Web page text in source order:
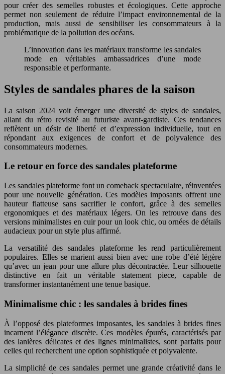
pour créer des semelles robustes et écologiques. Cette approche
permet non seulement de réduire l’impact environnemental de la
production, mais aussi de sensibiliser les consommateurs à la
problématique de la pollution des océans.
L’innovation dans les matériaux transforme les sandales
mode en véritables ambassadrices d’une mode
responsable et performante.
Styles de sandales phares de la saison
La saison 2024 voit émerger une diversité de styles de sandales,
allant du rétro revisité au futuriste avant-gardiste. Ces tendances
reflètent un désir de liberté et d’expression individuelle, tout en
répondant aux exigences de confort et de polyvalence des
consommateurs modernes.
Le retour en force des sandales plateforme
Les sandales plateforme font un comeback spectaculaire, réinventées
pour une nouvelle génération. Ces modèles imposants offrent une
hauteur flatteuse sans sacrifier le confort, grâce à des semelles
ergonomiques et des matériaux légers. On les retrouve dans des
versions minimalistes en cuir pour un look chic, ou ornées de détails
audacieux pour un style plus affirmé.
La versatilité des sandales plateforme les rend particulièrement
populaires. Elles se marient aussi bien avec une robe d’été légère
qu’avec un jean pour une allure plus décontractée. Leur silhouette
distinctive en fait un véritable statement piece, capable de
transformer instantanément une tenue basique.
Minimalisme chic : les sandales à brides fines
À l’opposé des plateformes imposantes, les sandales à brides fines
incarnent l’élégance discrète. Ces modèles épurés, caractérisés par
des lanières délicates et des lignes minimalistes, sont parfaits pour
celles qui recherchent une option sophistiquée et polyvalente.
La simplicité de ces sandales permet une grande créativité dans le